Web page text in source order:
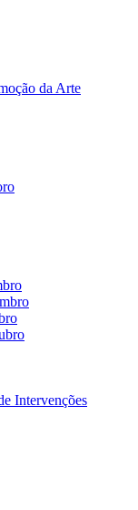
da Arte
Intervenções